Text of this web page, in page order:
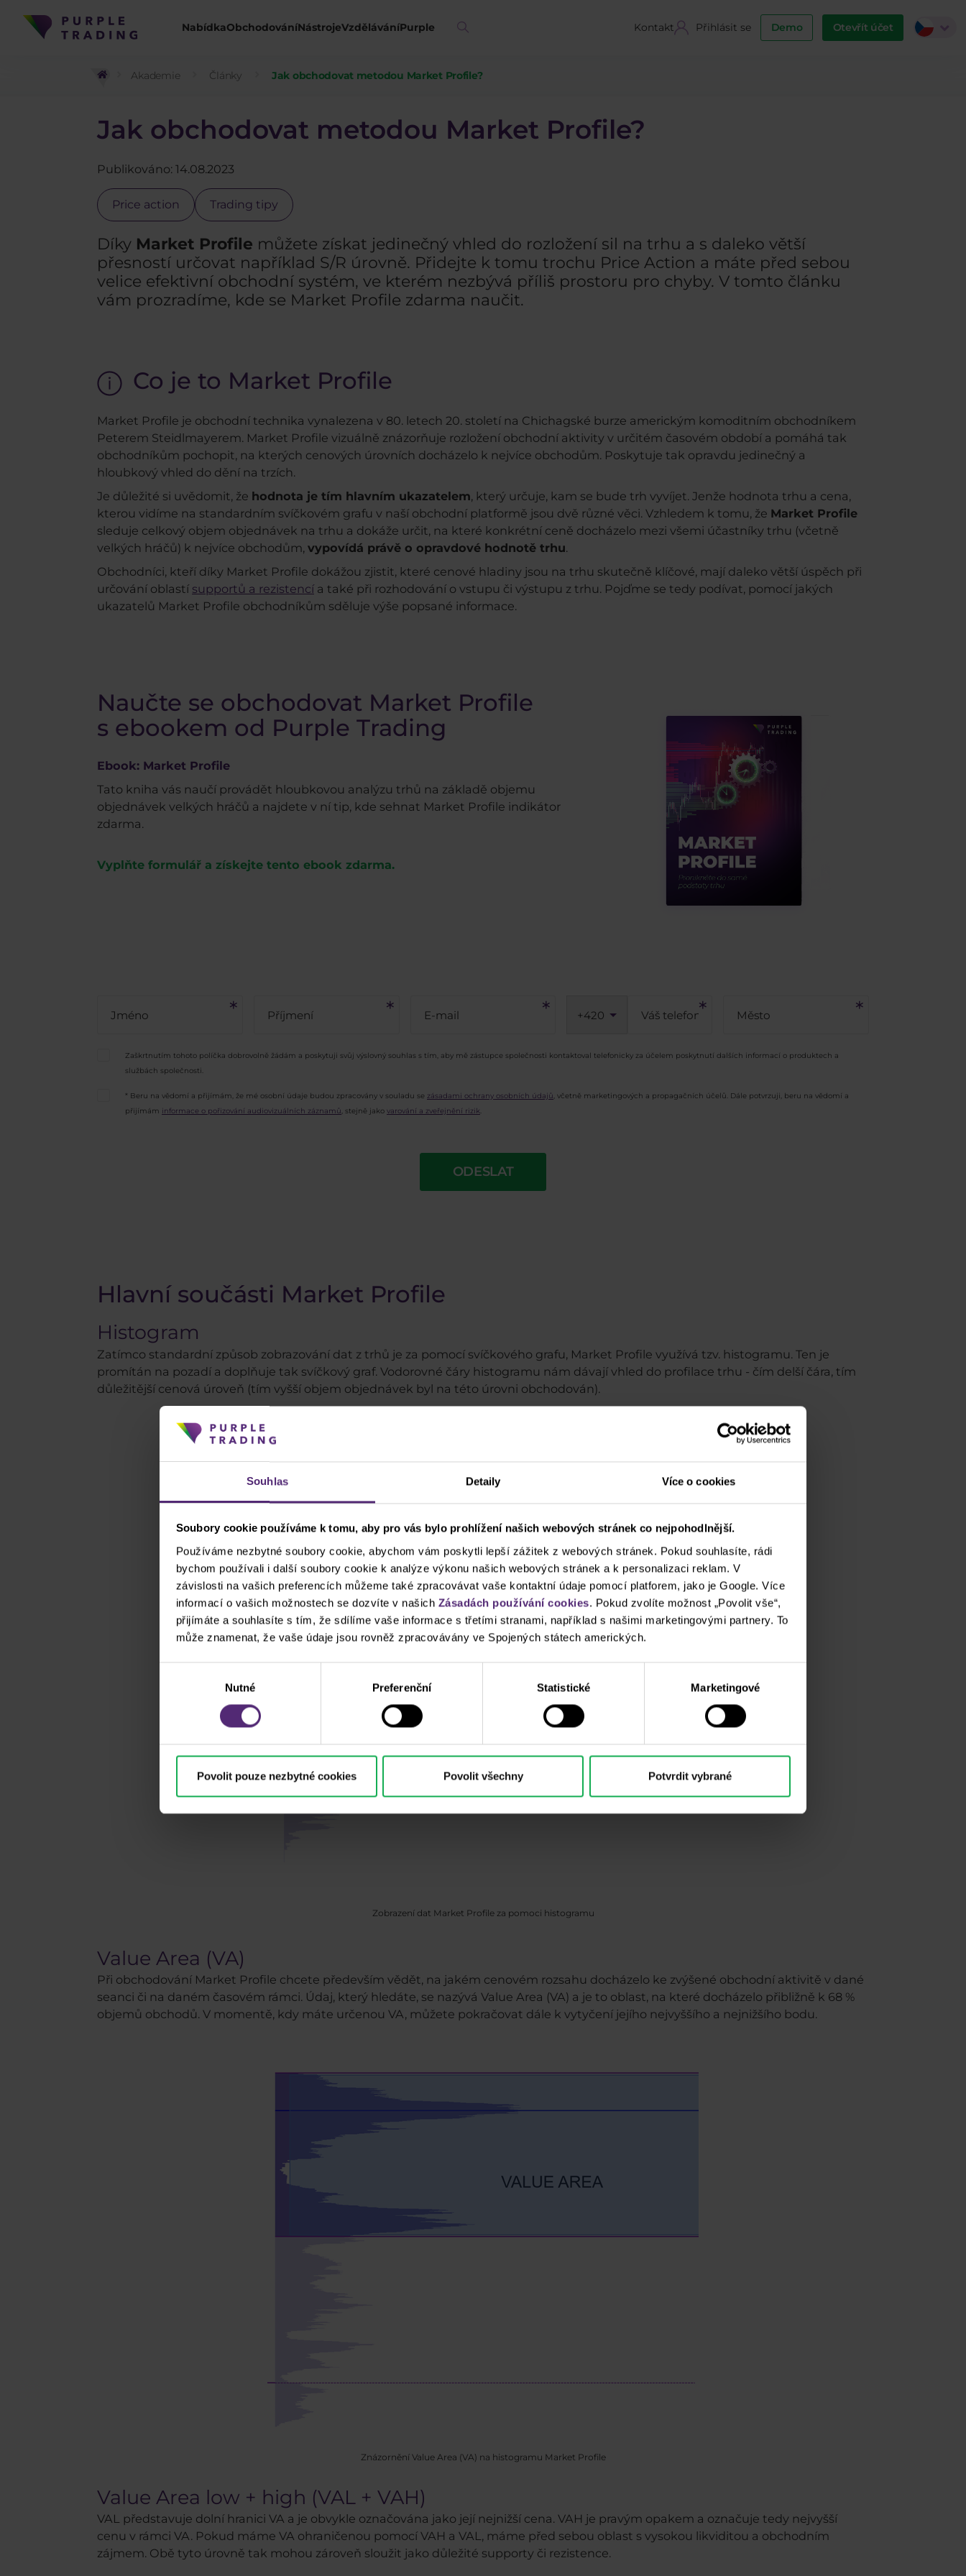
Souhlas Detaily Více o cookies
Soubory cookie používáme k tomu, aby pro vás bylo prohlížení našich webových stránek co nejpohodlnější.
Používáme nezbytné soubory cookie, abychom vám poskytli lepší zážitek z webových stránek. Pokud souhlasíte, rádi
bychom používali i další soubory cookie k analýze výkonu našich webových stránek a k personalizaci reklam. V
závislosti na vašich preferencích můžeme také zpracovávat vaše kontaktní údaje pomocí platforem, jako je Google. Více
informací o vašich možnostech se dozvíte v našich Zásadách používání cookies. Pokud zvolíte možnost „Povolit vše“,
přijímáte a souhlasíte s tím, že sdílíme vaše informace s třetími stranami, například s našimi marketingovými partnery. To
může znamenat, že vaše údaje jsou rovněž zpracovávány ve Spojených státech amerických.
Nutné Preferenční Statistické Marketingové
Povolit pouze nezbytné cookies Povolit všechny Potvrdit vybrané
NabídkaObchodováníNástrojeVzděláváníPurple Kontakt Přihlásit se Demo Otevřít účet
Akademie Články Jak obchodovat metodou Market Profile?
Jak obchodovat metodou Market Profile?
Publikováno: 14.08.2023
Price action Trading tipy
Díky Market Profile můžete získat jedinečný vhled do rozložení sil na trhu a s daleko větší
přesností určovat například S/R úrovně. Přidejte k tomu trochu Price Action a máte před sebou
velice efektivní obchodní systém, ve kterém nezbývá příliš prostoru pro chyby. V tomto článku
vám prozradíme, kde se Market Profile zdarma naučit.
Co je to Market Profile
Market Profile je obchodní technika vynalezena v 80. letech 20. století na Chichagské burze americkým komoditním obchodníkem
Peterem Steidlmayerem. Market Profile vizuálně znázorňuje rozložení obchodní aktivity v určitém časovém období a pomáhá tak
obchodníkům pochopit, na kterých cenových úrovních docházelo k nejvíce obchodům. Poskytuje tak opravdu jedinečný a
hloubkový vhled do dění na trzích.
Je důležité si uvědomit, že hodnota je tím hlavním ukazatelem, který určuje, kam se bude trh vyvíjet. Jenže hodnota trhu a cena,
kterou vidíme na standardním svíčkovém grafu v naší obchodní platformě jsou dvě různé věci. Vzhledem k tomu, že Market Profile
sleduje celkový objem objednávek na trhu a dokáže určit, na které konkrétní ceně docházelo mezi všemi účastníky trhu (včetně
velkých hráčů) k nejvíce obchodům, vypovídá právě o opravdové hodnotě trhu.
Obchodníci, kteří díky Market Profile dokážou zjistit, které cenové hladiny jsou na trhu skutečně klíčové, mají daleko větší úspěch při
určování oblastí supportů a rezistencí a také při rozhodování o vstupu či výstupu z trhu. Pojďme se tedy podívat, pomocí jakých
ukazatelů Market Profile obchodníkům sděluje výše popsané informace.
Naučte se obchodovat Market Profile
s ebookem od Purple Trading
Ebook: Market Profile
Tato kniha vás naučí provádět hloubkovou analýzu trhů na základě objemu
objednávek velkých hráčů a najdete v ní tip, kde sehnat Market Profile indikátor
zdarma.
Vyplňte formulář a získejte tento ebook zdarma.
+420
Zaškrtnutím tohoto políčka dobrovolně žádám a poskytuji svůj výslovný souhlas s tím, aby mě zástupce společnosti kontaktoval telefonicky za účelem poskytnutí dalších informací o produktech a
službách společnosti.
* Beru na vědomí a přijímám, že mé osobní údaje budou zpracovány v souladu se zásadami ochrany osobních údajů, včetně marketingových a propagačních účelů. Dále potvrzuji, beru na vědomí a
přijímám informace o pořizování audiovizuálních záznamů, stejně jako varování a zveřejnění rizik.
ODESLAT
Hlavní součásti Market Profile
Histogram
Zatímco standardní způsob zobrazování dat z trhů je za pomocí svíčkového grafu, Market Profile využívá tzv. histogramu. Ten je
promítán na pozadí a doplňuje tak svíčkový graf. Vodorovné čáry histogramu nám dávají vhled do profilace trhu - čím delší čára, tím
důležitější cenová úroveň (tím vyšší objem objednávek byl na této úrovni obchodován).
Zobrazení dat Market Profile za pomoci histogramu
Value Area (VA)
Při obchodování Market Profile chcete především vědět, na jakém cenovém rozsahu docházelo ke zvýšené obchodní aktivitě v dané
seanci či na daném časovém rámci. Údaj, který hledáte, se nazývá Value Area (VA) a je to oblast, na které docházelo přibližně k 68 %
objemů obchodů. V momentě, kdy máte určenou VA, můžete pokračovat dále k vytyčení jejího nejvyššího a nejnižšího bodu.
Znázornění Value Area (VA) na histogramu Market Profile
Value Area low + high (VAL + VAH)
VAL představuje dolní hranici VA a je obvykle označována jako její nejnižší cena. VAH je pravým opakem a označuje tedy nejvyšší
cenu v rámci VA. Pokud máme VA ohraničenou pomocí VAH a VAL, máme před sebou oblast s vysokou likviditou a obchodním
zájmem. Obě tyto úrovně tak mohou zároveň sloužit jako důležité supporty či rezistence.